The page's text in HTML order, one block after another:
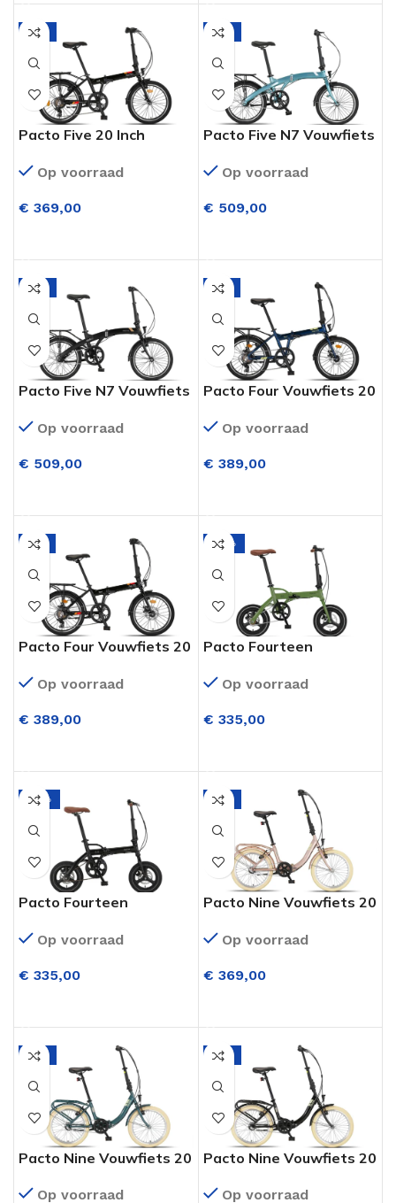
-6%
Pacto Five 20 Inch
Versnellingen Zwart
Op voorraad
€ 369,00
-4%
Pacto Five N7 Vouwfiets
Versnellingen
Op voorraad
€ 509,00
-4%
Pacto Five N7 Vouwfiets
Versnellingen
Op voorraad
€ 509,00
-5%
Pacto Four Vouwfiets 20
M.disc Jeans Blue
Op voorraad
€ 389,00
-5%
Pacto Four Vouwfiets 20
M.disc Zwart
Op voorraad
€ 389,00
-12%
Pacto Fourteen
Green
Op voorraad
€ 335,00
-12%
Pacto Fourteen
Op voorraad
€ 335,00
-6%
Pacto Nine Vouwfiets 20
Lavender
Op voorraad
€ 369,00
-6%
Pacto Nine Vouwfiets 20
Patrol Green
Op voorraad
-6%
Pacto Nine Vouwfiets 20
Zwart
Op voorraad